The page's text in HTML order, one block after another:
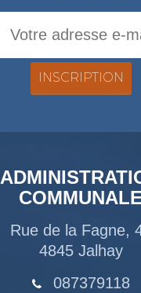
COMMUNALE
Rue de la Fagne,
4845 Jalhay
087379118